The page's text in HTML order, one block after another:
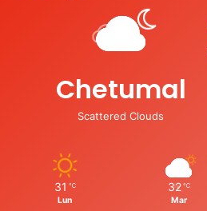
Chetumal
Scattered Clouds
31 ℃
Lun
32 ℃
Mar